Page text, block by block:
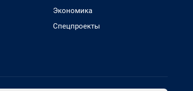
Экономика
Спецпроекты